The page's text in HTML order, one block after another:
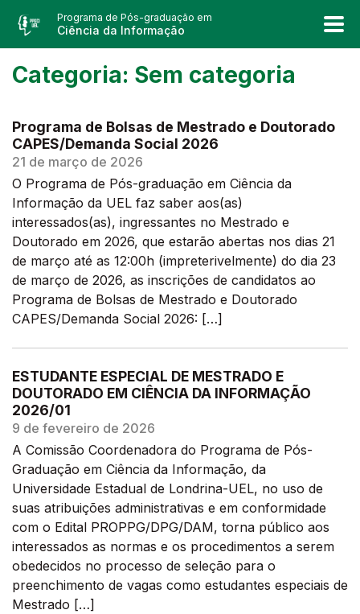
Programa de Pós-graduação em
Ciência da Informação
Categoria: Sem categoria
Programa de Bolsas de Mestrado e Doutorado
CAPES/Demanda Social 2026
21 de março de 2026
O Programa de Pós-graduação em Ciência da
Informação da UEL faz saber aos(as)
interessados(as), ingressantes no Mestrado e
Doutorado em 2026, que estarão abertas nos dias 21
de março até as 12:00h (impreterivelmente) do dia 23
de março de 2026, as inscrições de candidatos ao
Programa de Bolsas de Mestrado e Doutorado
CAPES/Demanda Social 2026: […]
ESTUDANTE ESPECIAL DE MESTRADO E
DOUTORADO EM CIÊNCIA DA INFORMAÇÃO
2026/01
9 de fevereiro de 2026
A Comissão Coordenadora do Programa de Pós-
Graduação em Ciência da Informação, da
Universidade Estadual de Londrina-UEL, no uso de
suas atribuições administrativas e em conformidade
com o Edital PROPPG/DPG/DAM, torna público aos
interessados as normas e os procedimentos a serem
obedecidos no processo de seleção para o
preenchimento de vagas como estudantes especiais de
Mestrado […]